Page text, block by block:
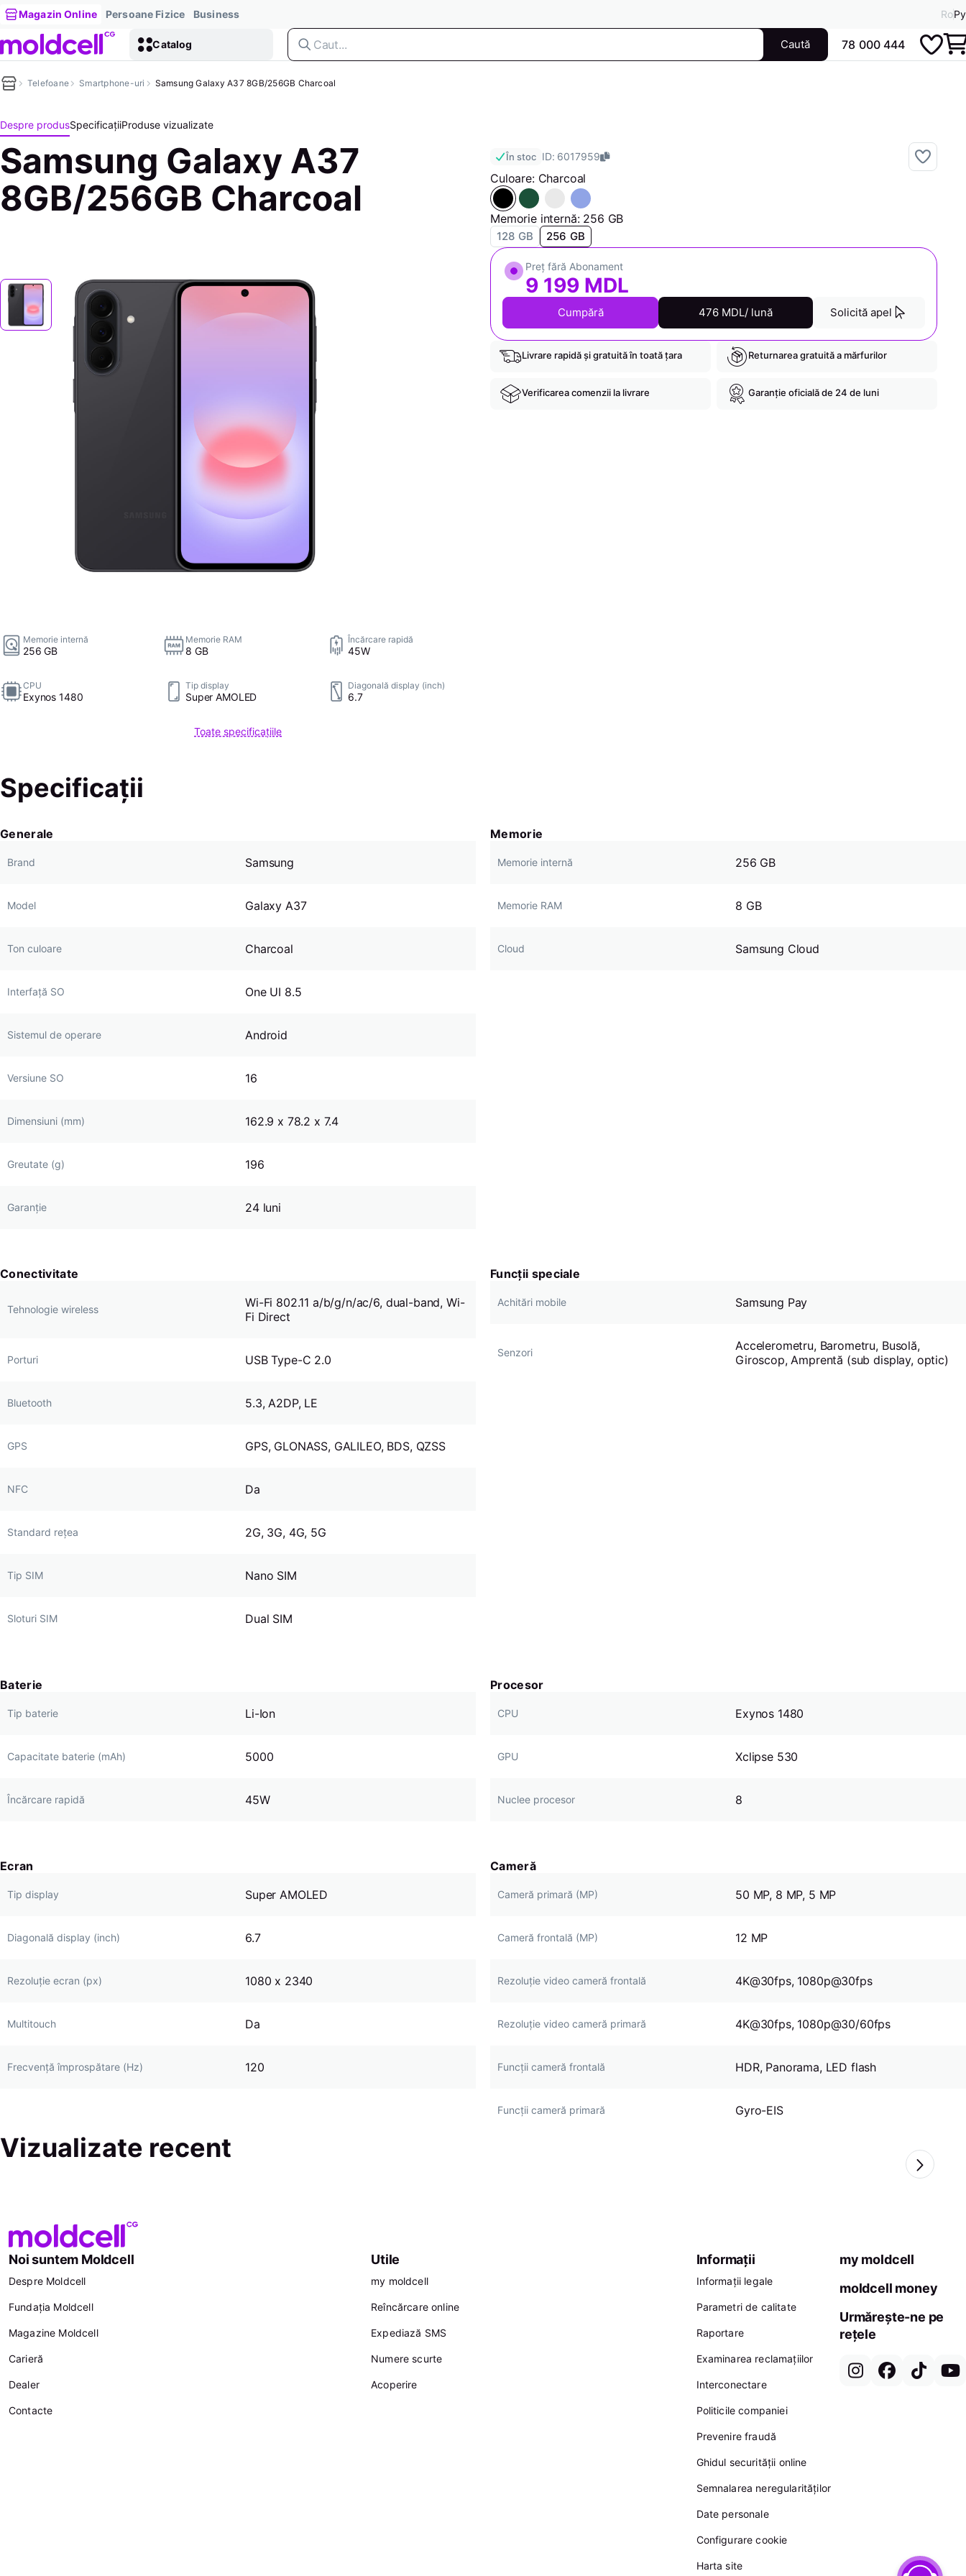
Magazin Online Persoane Fizice Business RoРу
Catalog Caută 78 000 444
Telefoane Smartphone-uri Samsung Galaxy A37 8GB/256GB Charcoal
Despre produsSpecificațiiProduse vizualizate
Samsung Galaxy A37
8GB/256GB Charcoal
Memorie internă
256 GB
Memorie RAM
8 GB
Încărcare rapidă
45W
CPU
Exynos 1480
Tip display
Super AMOLED
Diagonală display (inch)
6.7
Toate specificațiile
În stoc ID: 6017959
Culoare: Charcoal
Memorie internă: 256 GB
128 GB 256 GB
Preț fără Abonament
9 199 MDL
Cumpără 476 MDL/ lună Solicită apel
Livrare rapidă și gratuită în toată țara Returnarea gratuită a mărfurilor
Verificarea comenzii la livrare Garanție oficială de 24 de luni
Specificații
Generale
Brand Samsung
Model Galaxy A37
Ton culoare Charcoal
Interfață SO One UI 8.5
Sistemul de operare Android
Versiune SO 16
Dimensiuni (mm) 162.9 x 78.2 x 7.4
Greutate (g) 196
Garanție 24 luni
Memorie
Memorie internă 256 GB
Memorie RAM 8 GB
Cloud Samsung Cloud
Conectivitate
Tehnologie wireless
Wi-Fi 802.11 a/b/g/n/ac/6, dual-band, Wi-
Fi Direct
Porturi USB Type-C 2.0
Bluetooth 5.3, A2DP, LE
GPS GPS, GLONASS, GALILEO, BDS, QZSS
NFC Da
Standard rețea 2G, 3G, 4G, 5G
Tip SIM Nano SIM
Sloturi SIM Dual SIM
Funcții speciale
Achitări mobile Samsung Pay
Senzori
Accelerometru, Barometru, Busolă,
Giroscop, Amprentă (sub display, optic)
Baterie
Tip baterie Li-Ion
Capacitate baterie (mAh) 5000
Încărcare rapidă 45W
Procesor
CPU Exynos 1480
GPU Xclipse 530
Nuclee procesor 8
Ecran
Tip display Super AMOLED
Diagonală display (inch) 6.7
Rezoluție ecran (px) 1080 x 2340
Multitouch Da
Frecvență împrospătare (Hz) 120
Cameră
Cameră primară (MP) 50 MP, 8 MP, 5 MP
Cameră frontală (MP) 12 MP
Rezoluție video сameră frontală 4K@30fps, 1080p@30fps
Rezoluție video cameră primară 4K@30fps, 1080p@30/60fps
Funcții cameră frontală HDR, Panorama, LED flash
Funcții cameră primară Gyro-EIS
Vizualizate recent
Noi suntem Moldcell
Despre Moldcell
Fundația Moldcell
Magazine Moldcell
Carieră
Dealer
Contacte
Utile
my moldcell
Reîncărcare online
Expediază SMS
Numere scurte
Acoperire
Informații
Informații legale
Parametri de calitate
Raportare
Examinarea reclamațiilor
Interconectare
Politicile companiei
Prevenire fraudă
Ghidul securității online
Semnalarea neregularităților
Date personale
Configurare cookie
Harta site
my moldcell
moldcell money
Urmărește-ne pe
rețele